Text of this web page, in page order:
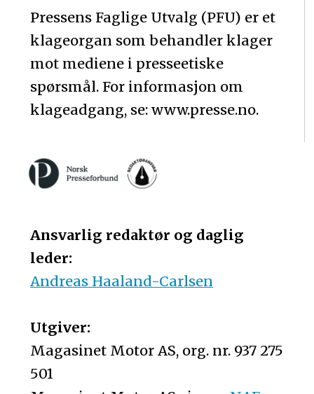
Pressens Faglige Utvalg (PFU) er et
klageorgan som behandler klager
mot mediene i presseetiske
spørsmål. For informasjon om
klageadgang, se: www.presse.no.
Ansvarlig redaktør og daglig
leder:
Andreas Haaland-Carlsen
Utgiver:
Magasinet Motor AS, org. nr. 937 275
501